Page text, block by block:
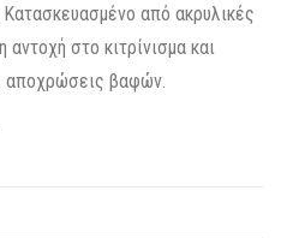
από ακρυλικές
στο κιτρίνισμα και
αποχρώσεις βαφών.